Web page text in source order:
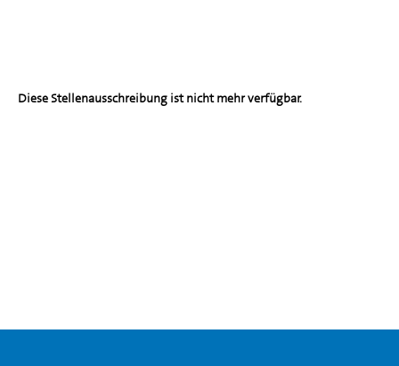
Diese Stellenausschreibung ist nicht mehr verfügbar.